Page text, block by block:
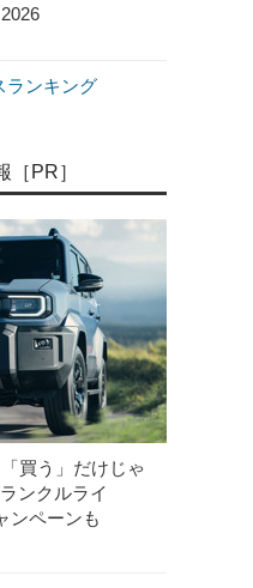
ランキング
［PR］
買う」だけじゃ
ンクルライ
ンペーンも